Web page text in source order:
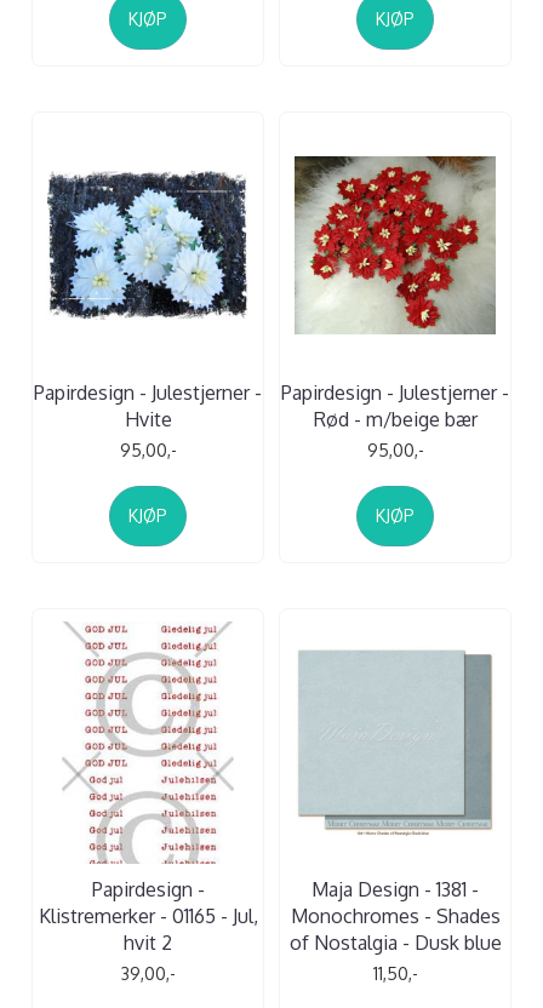
KJØP KJØP
Papirdesign - Julestjerner -
Hvite
95,00,-
KJØP
Papirdesign - Julestjerner -
Rød - m/beige bær
95,00,-
KJØP
Papirdesign -
Klistremerker - 01165 - Jul,
hvit 2
39,00,-
Maja Design - 1381 -
Monochromes - Shades
of Nostalgia - Dusk blue
11,50,-